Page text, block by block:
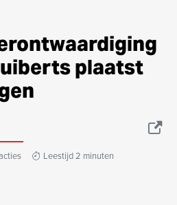
plaatst
Leestijd 2 minuten